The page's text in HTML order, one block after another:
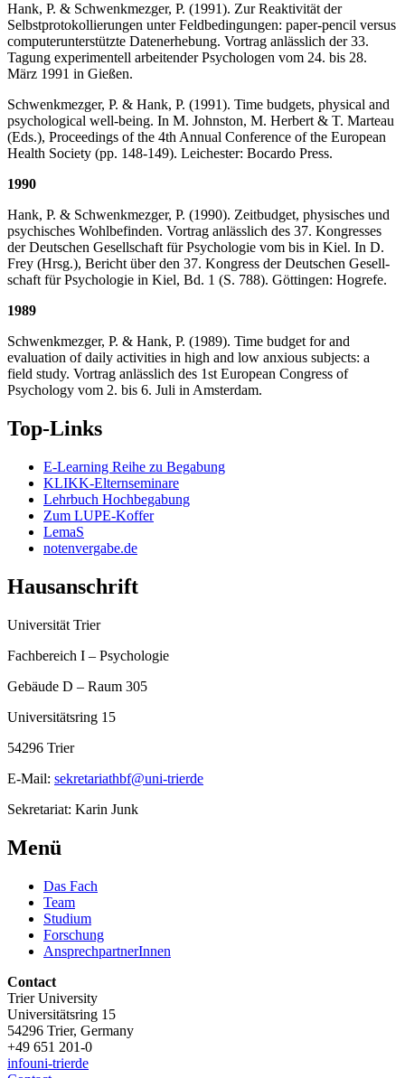
Hank, P. & Schwenkmezger, P. (1991). Zur Reaktivität der
Selbstprotokollierungen unter Feldbedingungen: paper-pencil versus
computerunterstützte Datenerhebung. Vortrag anlässlich der 33.
Tagung experimentell arbeitender Psychologen vom 24. bis 28.
März 1991 in Gießen.
Schwenkmezger, P. & Hank, P. (1991). Time budgets, physical and
psychological well-being. In M. Johnston, M. Herbert & T. Marteau
(Eds.), Proceedings of the 4th Annual Confe­rence of the European
Health Society (pp. 148-149). Leichester: Bocardo Press.
1990
Hank, P. & Schwenkmezger, P. (1990). Zeitbudget, physisches und
psychisches Wohlbe­fin­den. Vortrag anlässlich des 37. Kongresses
der Deutschen Gesellschaft für Psychologie vom bis in Kiel. In D.
Frey (Hrsg.), Bericht über den 37. Kongress der Deutschen Gesell­
schaft für Psychologie in Kiel, Bd. 1 (S. 788). Göttingen: Hogrefe.
1989
Schwenkmezger, P. & Hank, P. (1989). Time budget for and
evaluation of daily activities in high and low anxious subjects: a
field study. Vortrag anlässlich des 1st European Congress of
Psychology vom 2. bis 6. Juli in Amsterdam.
Top-Links
E-Learning Reihe zu Begabung
KLIKK-Elternseminare
Lehrbuch Hochbegabung
Zum LUPE-Koffer
LemaS
notenvergabe.de
Hausanschrift
Universität Trier
Fachbereich I – Psychologie
Gebäude D – Raum 305
Universitätsring 15
54296 Trier
E-Mail: sekretariathbf@uni-trierde
Sekretariat: Karin Junk
Menü
Das Fach
Team
Studium
Forschung
AnsprechpartnerInnen
Contact
Trier University
Universitätsring 15
54296 Trier, Germany
+49 651 201-0
infouni-trierde